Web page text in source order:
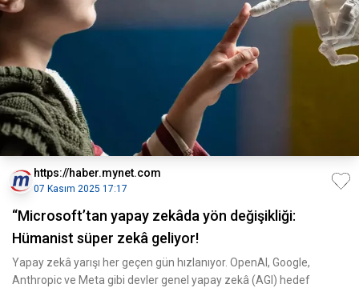
https://haber.mynet.com
07 Kasım 2025 17:17
“Microsoft’tan yapay zekâda yön değişikliği:
Hümanist süper zekâ geliyor!
Yapay zekâ yarışı her geçen gün hızlanıyor. OpenAI, Google,
Anthropic ve Meta gibi devler genel yapay zekâ (AGI) hedef